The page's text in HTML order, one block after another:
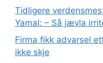
Tidligere
Yamal: – Så jævla
Firma fikk advarsel
ikke skje